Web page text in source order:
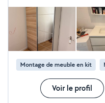
miroirs et accessoires *
suspensions * Petits
plomberie :
pommeaux de douche,
mécanismes de chasse
fuites et autres
Je travaille avec soin, je
le chantier propre et je
qualité. Devis gratuit,
client garantie.
Montage de meuble en kit
Voir le profil